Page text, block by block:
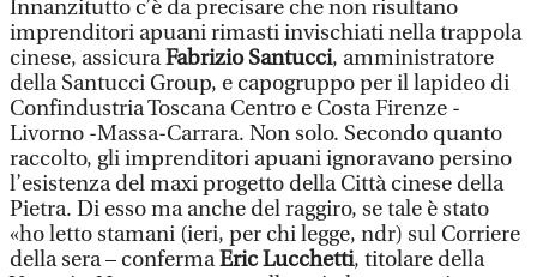
Innanzitutto c’è da precisare che non risultano
imprenditori apuani rimasti invischiati nella trappola
cinese, assicuraFabrizio Santucci, amministratore
della Santucci Group, e capogruppo per il lapideo di
Confindustria Toscana Centro e Costa Firenze -
Livorno -Massa-Carrara. Non solo. Secondo quanto
raccolto, gli imprenditori apuani ignoravano persino
l’esistenza del maxi progetto della Città cinese della
Pietra. Di esso ma anche del raggiro, se tale è stato
«ho letto stamani (ieri, per chi legge, ndr) sul Corriere
della sera – confermaEric Lucchetti, titolare della